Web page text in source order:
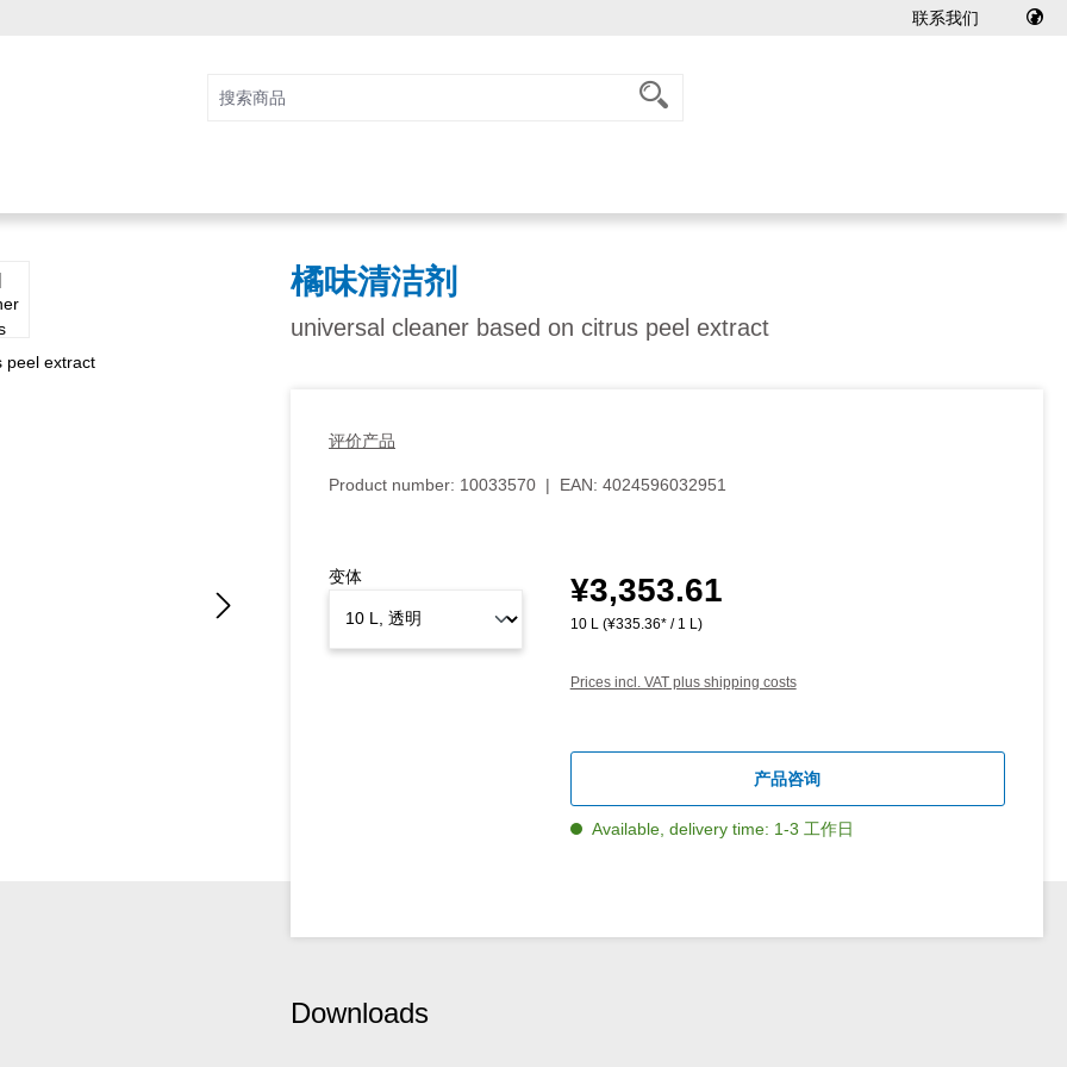
联系我们
橘味清洁剂
universal cleaner based on citrus peel extract
评价产品
Product number: 10033570 | EAN: 4024596032951
Regular price:
¥3,353.61
10 L (¥335.36* / 1 L)
Prices incl. VAT plus shipping costs
变体
产品咨询
Available, delivery time: 1-3 工作日
Downloads